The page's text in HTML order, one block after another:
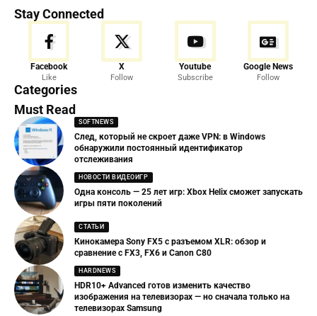
Stay Connected
Facebook
Like
X
Follow
Youtube
Subscribe
Google News
Follow
Categories
Must Read
SOFTNEWS
След, который не скроет даже VPN: в Windows
обнаружили постоянный идентификатор
отслеживания
НОВОСТИ ВИДЕОИГР
Одна консоль — 25 лет игр: Xbox Helix сможет запускать
игры пяти поколений
СТАТЬИ
Кинокамера Sony FX5 с разъемом XLR: обзор и
сравнение с FX3, FX6 и Canon C80
HARDNEWS
HDR10+ Advanced готов изменить качество
изображения на телевизорах — но сначала только на
телевизорах Samsung